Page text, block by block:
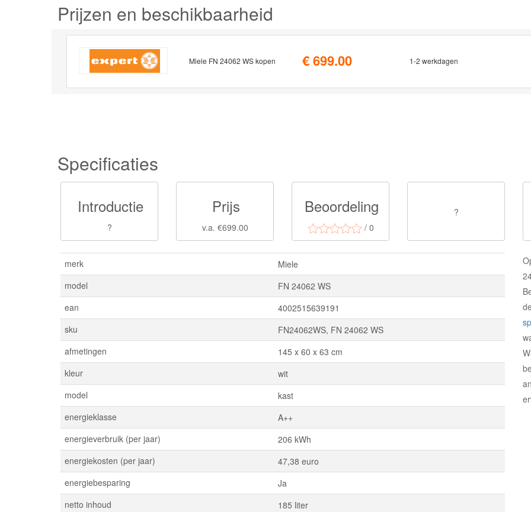
Prijzen en beschikbaarheid
Miele FN 24062 WS kopen € 699.00 1-2 werkdagen
Specificaties
Introductie
?
Prijs
v.a. €699.00
Beoordeling
/ 0
?
merk
Miele
model
FN 24062 WS
ean
4002515639191
sku
FN24062WS, FN 24062 WS
afmetingen
145 x 60 x 63 cm
kleur
wit
model
kast
energieklasse
A++
energieverbruik (per jaar)
206 kWh
energiekosten (per jaar)
47,38 euro
energiebesparing
Ja
netto inhoud
185 liter